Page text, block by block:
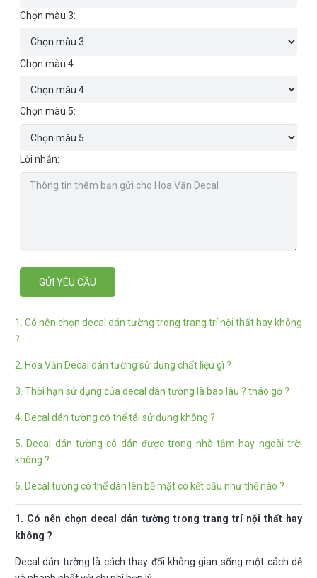
Chọn màu 3:
Chọn màu 4:
Chọn màu 5:
Lời nhắn:
1. Có nên chọn decal dán tường trong trang trí nội thất hay không
?
2. Hoa Văn Decal dán tường sử dụng chất liệu gì ?
3. Thời hạn sử dụng của decal dán tường là bao lâu ? tháo gỡ ?
4. Decal dán tường có thể tái sử dụng không ?
5. Decal dán tường có dán được trong nhà tắm hay ngoài trời
không ?
6. Decal tường có thể dán lên bề mặt có kết cấu như thế nào ?
1. Có nên chọn decal dán tường trong trang trí nội thất hay
không ?
Decal dán tường là cách thay đổi không gian sống một cách dễ